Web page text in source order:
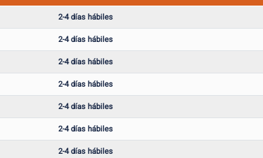
2-4 días hábiles
2-4 días hábiles
2-4 días hábiles
2-4 días hábiles
2-4 días hábiles
2-4 días hábiles
2-4 días hábiles